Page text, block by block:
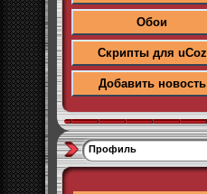
Обои
Скрипты для uCoz
Добавить новость
Профиль